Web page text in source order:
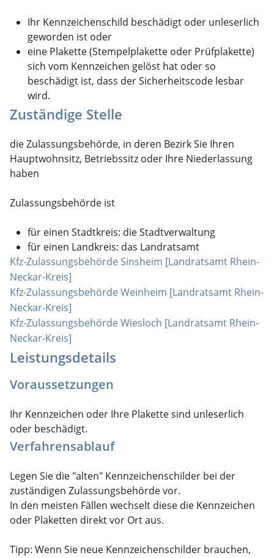
Ihr Kennzeichenschild beschädigt oder unleserlich
geworden ist oder
eine Plakette(Stempelplakette oder Prüfplakette)
sich vom Kennzeichen gelöst hat oder so
beschädigt ist, dass der Sicherheitscode lesbar
wird.
Zuständige Stelle
die Zulassungsbehörde, in deren Bezirk Sie Ihren
Hauptwohnsitz, Betriebssitz oder Ihre Niederlassung
haben
Zulassungsbehörde ist
für einen Stadtkreis: die Stadtverwaltung
für einen Landkreis: das Landratsamt
Kfz-Zulassungsbehörde Sinsheim [Landratsamt Rhein-
Neckar-Kreis]
Kfz-Zulassungsbehörde Weinheim [Landratsamt Rhein-
Neckar-Kreis]
Kfz-Zulassungsbehörde Wiesloch [Landratsamt Rhein-
Neckar-Kreis]
Leistungsdetails
Voraussetzungen
Ihr Kennzeichen oder Ihre Plakette sind unleserlich
oder beschädigt.
Verfahrensablauf
Legen Sie die "alten" Kennzeichenschilder bei der
zuständigen Zulassungsbehörde vor.
In den meisten Fällen wechselt diese die Kennzeichen
oder Plaketten direkt vor Ort aus.
Tipp: Wenn Sie neue Kennzeichenschilder brauchen,